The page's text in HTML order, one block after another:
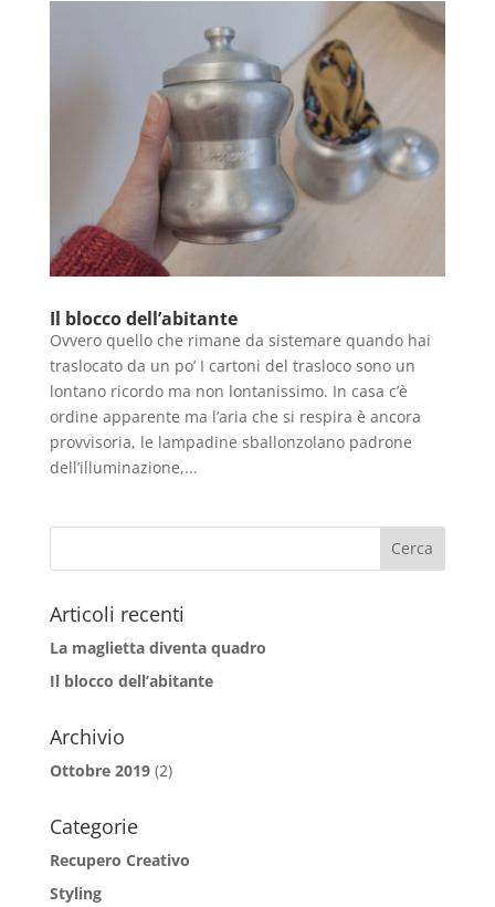
Il blocco dell’abitante
Ovvero quello che rimane da sistemare quando hai
traslocato da un po’ I cartoni del trasloco sono un
lontano ricordo ma non lontanissimo. In casa c’è
ordine apparente ma l’aria che si respira è ancora
provvisoria, le lampadine sballonzolano padrone
dell’illuminazione,...
Articoli recenti
La maglietta diventa quadro
Il blocco dell’abitante
Archivio
Ottobre 2019(2)
Categorie
Recupero Creativo
Styling